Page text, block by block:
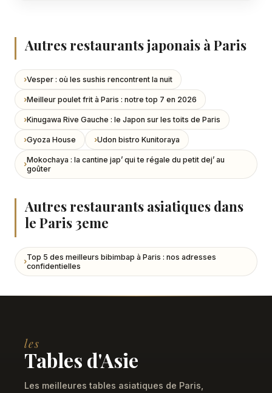
Autres restaurants japonais à Paris
Vesper : où les sushis rencontrent la nuit
Meilleur poulet frit à Paris : notre top 7 en 2026
Kinugawa Rive Gauche : le Japon sur les toits de Paris
Gyoza House Udon bistro Kunitoraya
Mokochaya : la cantine jap’ qui te régale du petit dej’ au
goûter
Autres restaurants asiatiques dans
le Paris 3eme
Top 5 des meilleurs bibimbap à Paris : nos adresses
confidentielles
les
Tables d'Asie
Les meilleures tables asiatiques de Paris,